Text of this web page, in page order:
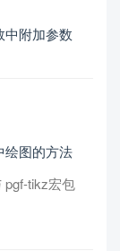
中附加参数
绘图的方法
pgf-tikz宏包